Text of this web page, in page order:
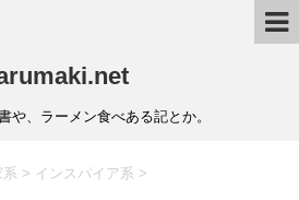
や、ラーメン食べある記とか。
系 > インスパイア系 >